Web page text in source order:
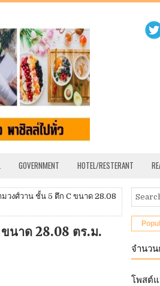
GOVERNMENT HOTEL/RESTERANT
วงศ์วาน ชั้น 5 ตึก C ขนาด 28.08
นาด 28.08 ตร.ม.
จำนว
โพสต์